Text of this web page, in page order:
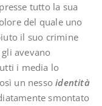
tutto la sua
del quale uno
il suo crimine
avevano
i media lo
un nessoidentità
smontato